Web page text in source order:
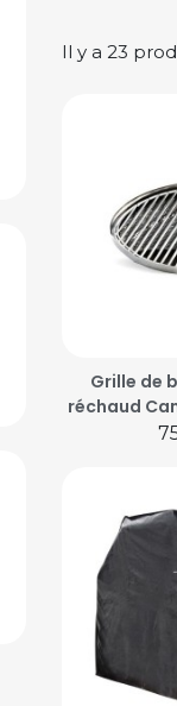
Il y a 23
Grille de
réchaud